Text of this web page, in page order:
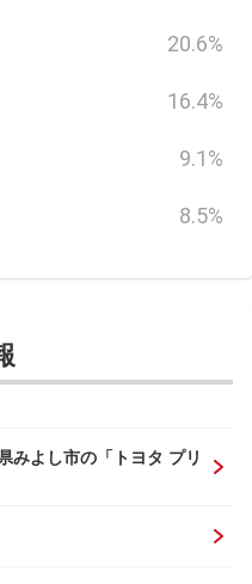
20.6%
16.4%
9.1%
8.5%
みよし市の「トヨタ プリ